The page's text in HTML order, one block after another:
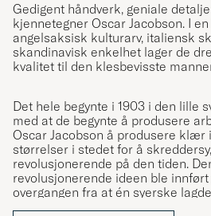
Gedigent håndverk, geniale
kjennetegner Oscar Jacobson. I
angelsaksisk kulturarv, italiensk
skandinavisk enkelhet lager de
kvalitet til den klesbevisste
Det hele begynte i 1903 i den lille
med at de begynte å produsere
Oscar Jacobson å produsere klær
størrelser i stedet for å
revolusjonerende på den tiden.
revolusjonerende ideen ble
overgangen fra at én syerske
spesialisering på enkelte